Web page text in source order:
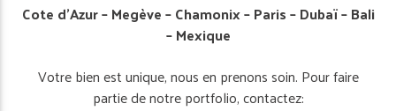
Cote d’Azur – Megève – Chamonix – Paris – Dubaï – Bali
– Mexique
Votre bien est unique, nous en prenons soin. Pour faire
partie de notre portfolio, contactez: